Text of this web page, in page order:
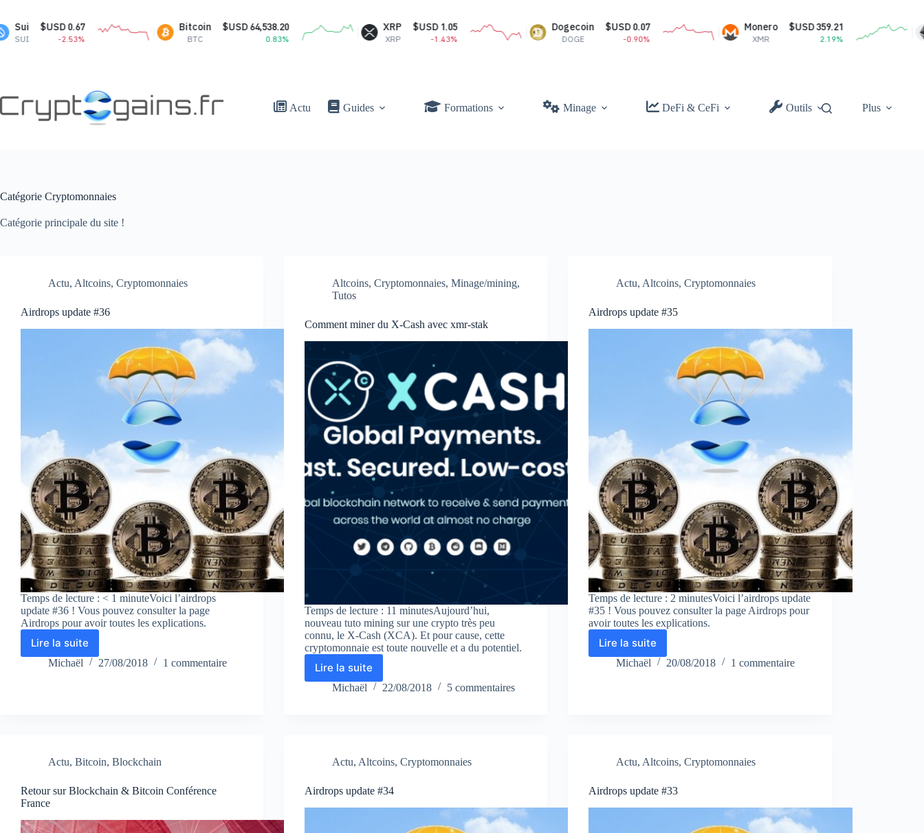
contenu$USD 0.67
-2.53%
Bitcoin
BTC
$USD 64,538.20
0.83%
XRP
XRP
$USD 1.05
-1.43%
Dogecoin
DOGE
$USD 0.07
-0.90%
Monero
XMR
$USD 359.21
2.19%
Actu Guides Formations Minage DeFi & CeFi Outils Plus
Catégorie Cryptomonnaies
Catégorie principale du site !
Actu, Altcoins, Cryptomonnaies
Airdrops update #36
Temps de lecture : < 1 minuteVoici l’airdrops
update #36 ! Vous pouvez consulter la page
Airdrops pour avoir toutes les explications.
Lire la suite
Airdrops
update
Michaël 27/08/2018 1 commentaire
Altcoins,Cryptomonnaies,Minage/mining,
Tutos
Comment miner du X-Cash avec xmr-stak
Temps de lecture : 11 minutesAujourd’hui,
nouveau tuto mining sur une crypto très peu
connu, le X-Cash (XCA). Et pour cause, cette
cryptomonnaie est toute nouvelle et a du potentiel.
Lire la suite
Comment
miner
stak
Michaël 22/08/2018 5 commentaires
Actu, Altcoins,Cryptomonnaies
Airdrops update #35
Temps de lecture : 2 minutesVoici l’airdrops update
#35 ! Vous pouvez consulter la page Airdrops pour
avoir toutes les explications.
Lire la suite
Airdrops
update
Michaël 20/08/2018 1 commentaire
Actu, Bitcoin, Blockchain
Retour sur Blockchain & Bitcoin Conférence
France
Actu, Altcoins,Cryptomonnaies
Airdrops update #34
Actu, Altcoins,Cryptomonnaies
Airdrops update #33